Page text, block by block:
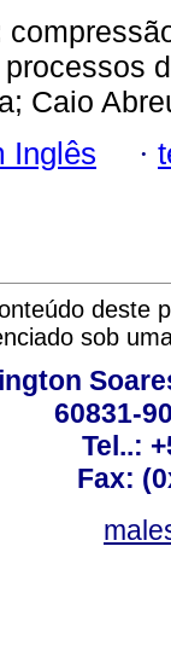
Caio
Inglês ·
deste
sob
60831-
Tel..:
Fax: